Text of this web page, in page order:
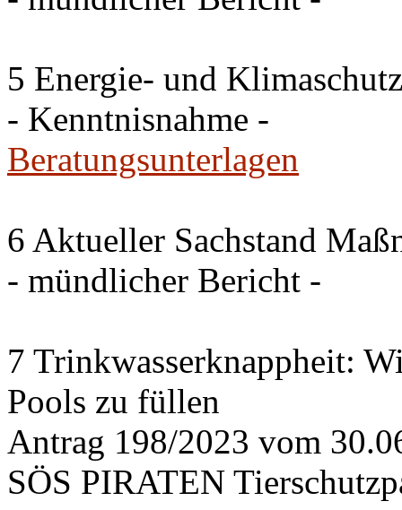
5 Energie- und
- Kenntnisnahme -
Beratungsunterlagen
6 Aktueller Sachstand
- mündlicher Bericht -
7 Trinkwasserknappheit:
Pools zu füllen
Antrag 198/2023 vom
SÖS PIRATEN